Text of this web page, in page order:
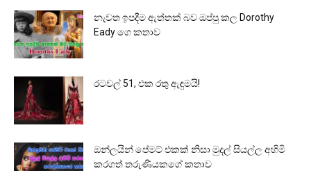
නැවත ඉපදීම ඇත්තක් බව ඔප්පු කල Dorothy
Eady ගෙ කතාව
රටවල් 51, එක රතු ඇඳුමයි!
ඔන්ලයින් පේමට් එකක් නිසා මුදල් සියල්ල අහිමි
කරගත් තරුණියකගේ කතාව